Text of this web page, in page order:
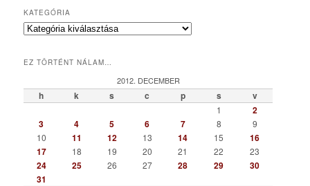
KATEGÓRIA
K
e
r
EZ TÖRTÉNT NÁLAM…
2012. DECEMBER
h k s c p s v
1
2
3
4 5 6 7 8
9
10
11 12 13 14 15
16
17
18 19 20 21 22 23
24 25 26 27 28 29
30
31